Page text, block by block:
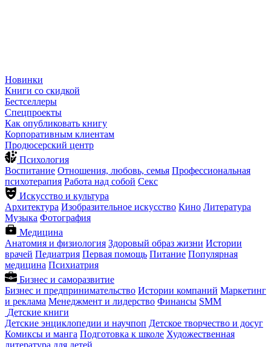
Новинки
Книги со скидкой
Бестселлеры
Спецпроекты
Как опубликовать книгу
Корпоративным клиентам
Продюсерский центр
Психология
Воспитание Отношения, любовь, семья Профессиональная
психотерапия Работа над собой Секс
Искусство и культура
Архитектура Изобразительное искусство Кино Литература
Музыка Фотография
Медицина
Анатомия и физиология Здоровый образ жизни Истории
врачей Педиатрия Первая помощь Питание Популярная
медицина Психиатрия
Бизнес и саморазвитие
Бизнес и предпринимательство Истории компаний Маркетинг
и реклама Менеджмент и лидерство Финансы SMM
Детские книги
Детские энциклопедии и научпоп Детское творчество и досуг
Комиксы и манга Подготовка к школе Художественная
литература для детей